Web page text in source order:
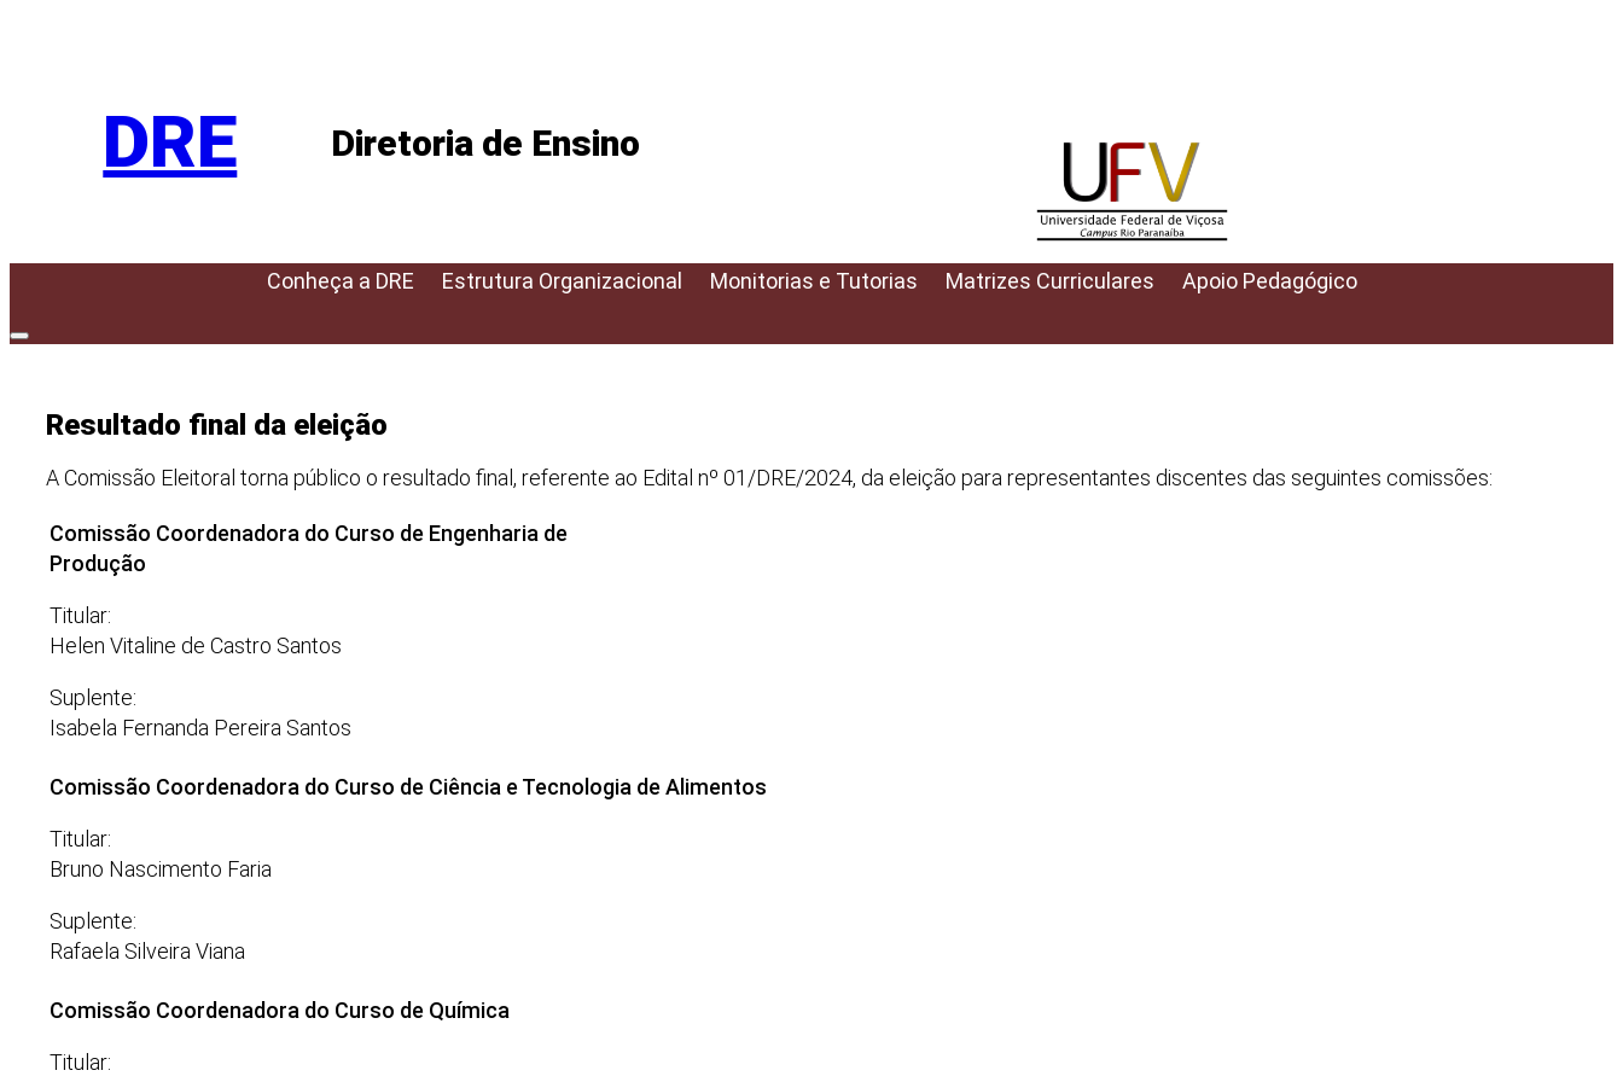
DRE Diretoria de Ensino
Conheça a DRE Estrutura Organizacional Monitorias e Tutorias Matrizes Curriculares Apoio Pedagógico
Resultado final da eleição
A Comissão Eleitoral torna público o resultado final, referente ao Edital nº 01/DRE/2024, da eleição para representantes discentes das seguintes comissões:
Comissão Coordenadora do Curso de Engenharia de
Produção
Titular:
Helen Vitaline de Castro Santos
Suplente:
Isabela Fernanda Pereira Santos
Comissão Coordenadora do Curso de Ciência e Tecnologia de Alimentos
Titular:
Bruno Nascimento Faria
Suplente:
Rafaela Silveira Viana
Comissão Coordenadora do Curso de Química
Titular: